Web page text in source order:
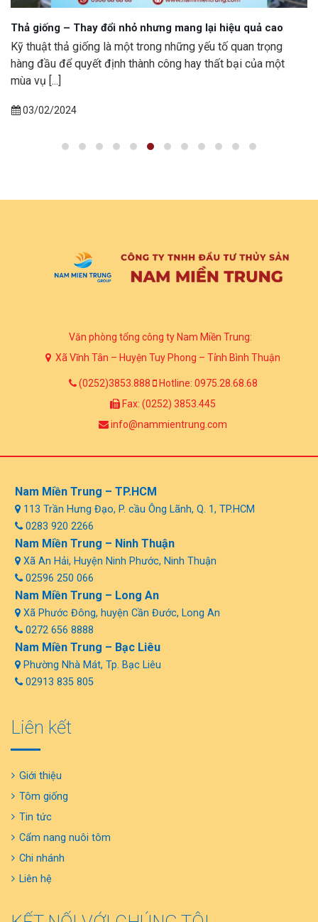
Thả giống – Thay đổi nhỏ nhưng mang lại hiệu quả cao
Kỹ thuật thả giống là một trong những yếu tố quan trọng
hàng đầu để quyết định thành công hay thất bại của một
mùa vụ [...]
03/02/2024
Văn phòng tổng công ty Nam Miền Trung:
Xã Vĩnh Tân – Huyện Tuy Phong – Tỉnh Bình Thuận
(0252)3853.888 Hotline: 0975.28.68.68
Fax: (0252) 3853.445
info@nammientrung.com
Nam Miền Trung – TP.HCM
113 Trần Hưng Đạo, P. cầu Ông Lãnh, Q. 1, TP.HCM
0283 920 2266
Nam Miền Trung – Ninh Thuận
Xã An Hải, Huyện Ninh Phước, Ninh Thuận
02596 250 066
Nam Miền Trung – Long An
Xã Phước Đông, huyện Cần Đước, Long An
0272 656 8888
Nam Miền Trung – Bạc Liêu
Phường Nhà Mát, Tp. Bạc Liêu
02913 835 805
Liên kết
Giới thiệu
Tôm giống
Tin tức
Cẩm nang nuôi tôm
Chi nhánh
Liên hệ